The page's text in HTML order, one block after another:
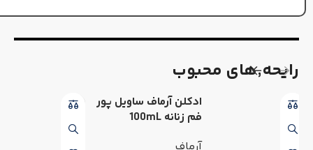
رایحه٬های محبوب
ادکلن آرماف ساویل پور
فم زنانه 100mL